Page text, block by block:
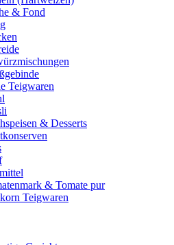
& Fond
Teigwaren
& Desserts
& Tomate pur
Teigwaren